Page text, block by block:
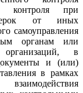
контроля при
от иных
самоуправления
органам или
в
и (или)
в рамках
взаимодействия